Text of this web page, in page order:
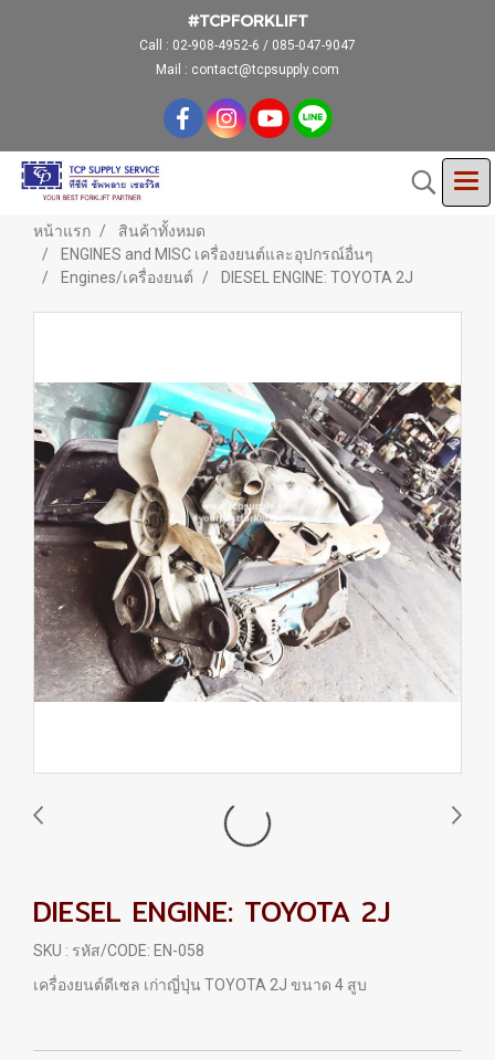
#TCPFORKLIFT
Call : 02-908-4952-6 / 085-047-9047
Mail : contact@tcpsupply.com
หน้าแรก
สินค้าทั้งหมด
ENGINES and MISC เครื่องยนต์และอุปกรณ์อื่นๆ
Engines/เครื่องยนต์
DIESEL ENGINE: TOYOTA 2J
DIESEL ENGINE: TOYOTA 2J
SKU : รหัส/CODE: EN-058
เครื่องยนต์ดีเซล เก่าญี่ปุ่น TOYOTA 2J ขนาด 4 สูบ